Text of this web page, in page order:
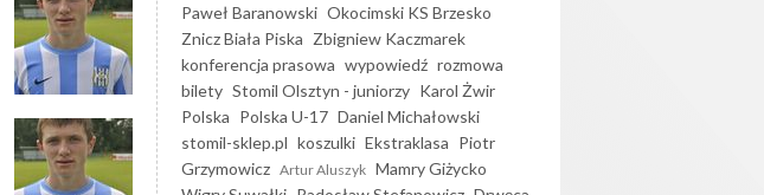
Paweł Baranowski Okocimski KS Brzesko
Znicz Biała Piska Zbigniew Kaczmarek
konferencja prasowa wypowiedź rozmowa
bilety Stomil Olsztyn - juniorzy Karol Żwir
Polska Polska U-17 Daniel Michałowski
stomil-sklep.pl koszulki Ekstraklasa Piotr
Grzymowicz Artur Aluszyk Mamry Giżycko